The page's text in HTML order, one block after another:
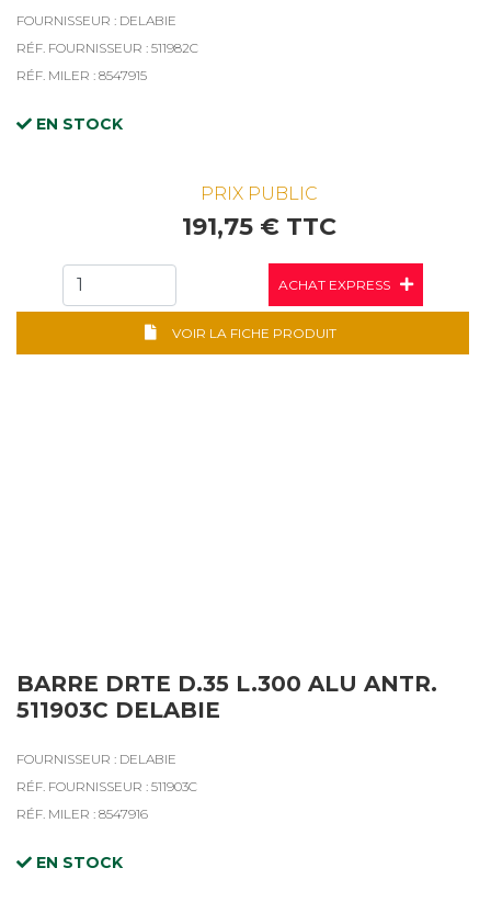
FOURNISSEUR : DELABIE
RÉF. FOURNISSEUR : 511982C
RÉF. MILER : 8547915
EN STOCK
PRIX PUBLIC
191,75 € TTC
ACHAT EXPRESS
VOIR LA FICHE PRODUIT
BARRE DRTE D.35 L.300 ALU ANTR.
511903C DELABIE
FOURNISSEUR : DELABIE
RÉF. FOURNISSEUR : 511903C
RÉF. MILER : 8547916
EN STOCK